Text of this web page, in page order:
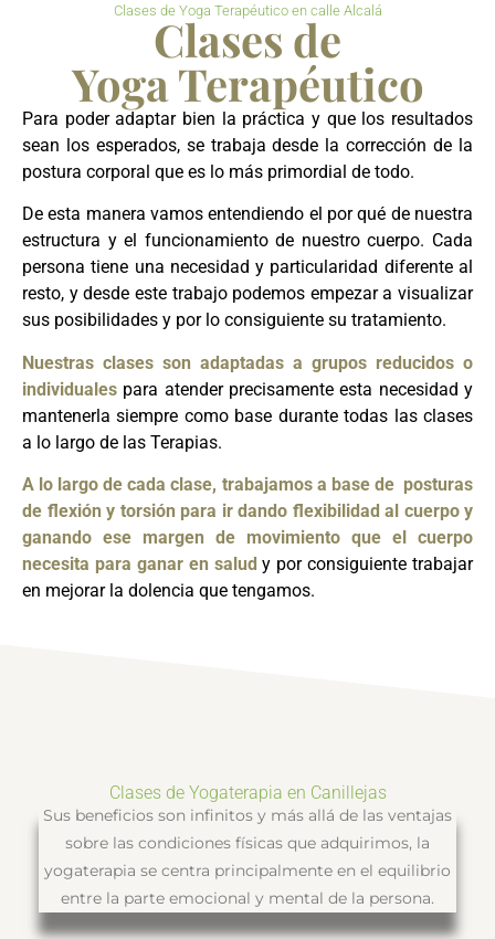
Clases de Yoga Terapéutico en calle Alcalá
Clases de
Yoga Terapéutico
Para poder adaptar bien la práctica y que los resultados
sean los esperados, se trabaja desde la corrección de la
postura corporal que es lo más primordial de todo.
De esta manera vamos entendiendo el por qué de nuestra
estructura y el funcionamiento de nuestro cuerpo. Cada
persona tiene una necesidad y particularidad diferente al
resto, y desde este trabajo podemos empezar a visualizar
sus posibilidades y por lo consiguiente su tratamiento.
Nuestras clases son adaptadas a grupos reducidos o
individuales para atender precisamente esta necesidad y
mantenerla siempre como base durante todas las clases
a lo largo de las Terapias.
A lo largo de cada clase, trabajamos a base de posturas
de flexión y torsión para ir dando flexibilidad al cuerpo y
ganando ese margen de movimiento que el cuerpo
necesita para ganar en salud y por consiguiente trabajar
en mejorar la dolencia que tengamos.
Clases de Yogaterapia en Canillejas
Sus beneficios son infinitos y más allá de las ventajas
sobre las condiciones físicas que adquirimos, la
yogaterapia se centra principalmente en el equilibrio
entre la parte emocional y mental de la persona.